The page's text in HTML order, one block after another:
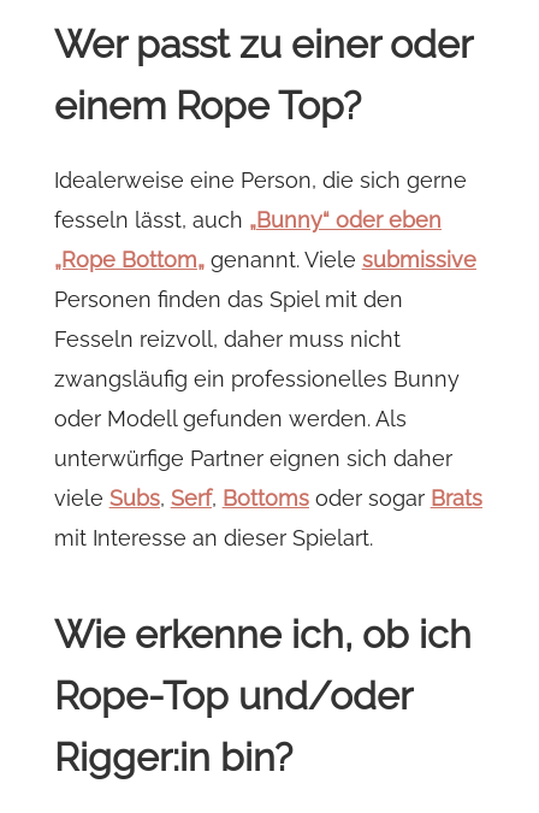
Wer passt zu einer oder
einem Rope Top?
Idealerweise eine Person, die sich gerne
fesseln lässt, auch „Bunny“ oder eben
„Rope Bottom„genannt. Viele submissive
Personen finden das Spiel mit den
Fesseln reizvoll, daher muss nicht
zwangsläufig ein professionelles Bunny
oder Modell gefunden werden. Als
unterwürfige Partner eignen sich daher
viele Subs, Serf, Bottomsoder sogar Brats
mit Interesse an dieser Spielart.
Wie erkenne ich, ob ich
Rope-Top und/oder
Rigger:in bin?